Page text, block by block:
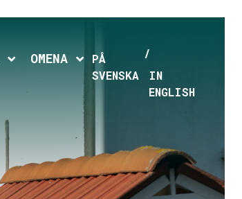
Expand child menu
OMENA Expand child menu
PÅ
SVENSKA
IN
ENGLISH